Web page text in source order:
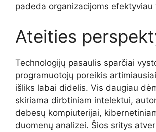
padeda organizacijoms efektyviau
Ateities
Technologijų pasaulis sparčiai
programuotojų poreikis
išliks labai didelis. Vis daugiau
skiriama dirbtiniam intelektui,
debesų kompiuterijai,
duomenų analizei. Šios sritys